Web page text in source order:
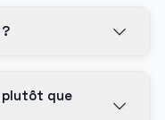
plutôt que